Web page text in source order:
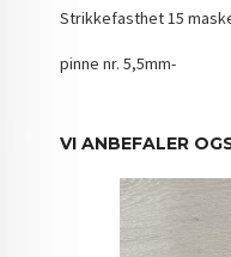
Strikkefasthet 15
pinne nr. 5,5mm-
VI ANBEFALER